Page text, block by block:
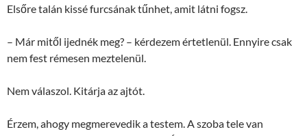
Elsőre talán kissé furcsának tűnhet, amit látni fogsz.
– Már mitől ijednék meg? – kérdezem értetlenül. Ennyire csak
nem fest rémesen meztelenül.
Nem válaszol. Kitárja az ajtót.
Érzem, ahogy megmerevedik a testem. A szoba tele van